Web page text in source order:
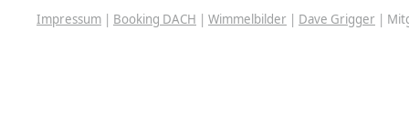
Impressum
Booking DACH Wimmelbilder Dave Grigger |